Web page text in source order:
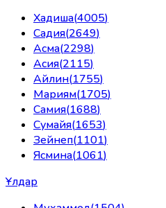
Хадиша(4005)
Садия(2649)
Асма(2298)
Асия(2115)
Айлин(1755)
Мариям(1705)
Самия(1688)
Сумайя(1653)
Зейнеп(1101)
Ясмина(1061)
Ұлдар